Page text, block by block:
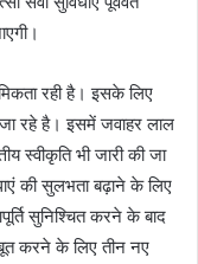
रही है। इसके लिए
रहे है। इसमें जवाहर लाल
स्वीकृति भी जारी की जा
की सुलभता बढ़ाने के लिए
सुनिश्चित करने के बाद
करने के लिए तीन नए